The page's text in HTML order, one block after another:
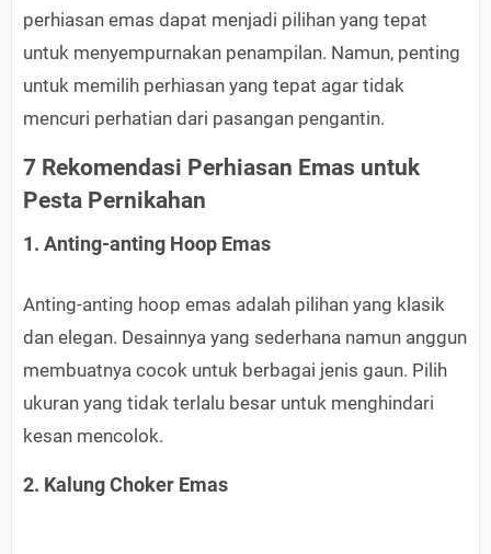
perhiasan emas dapat menjadi pilihan yang tepat
untuk menyempurnakan penampilan. Namun, penting
untuk memilih perhiasan yang tepat agar tidak
mencuri perhatian dari pasangan pengantin.
7 Rekomendasi Perhiasan Emas untuk
Pesta Pernikahan
1. Anting-anting Hoop Emas
Anting-anting hoop emas adalah pilihan yang klasik
dan elegan. Desainnya yang sederhana namun anggun
membuatnya cocok untuk berbagai jenis gaun. Pilih
ukuran yang tidak terlalu besar untuk menghindari
kesan mencolok.
2. Kalung Choker Emas